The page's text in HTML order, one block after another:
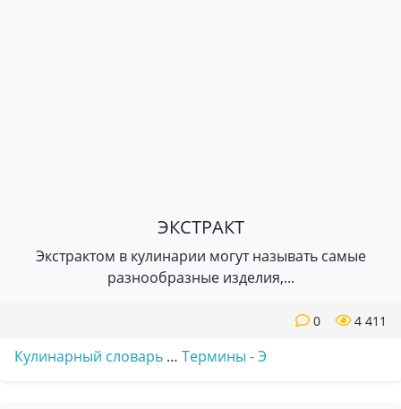
ЭКСТРАКТ
Экстрактом в кулинарии могут называть самые
разнообразные изделия,...
4 411
0
Кулинарный словарь … Термины - Э